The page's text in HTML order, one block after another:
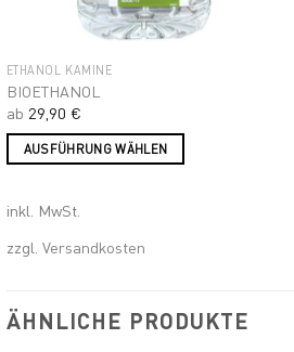
ETHANOL KAMINE
BIOETHANOL
ab 29,90 €
AUSFÜHRUNG WÄHLEN
mehrere
Die
inkl. MwSt.
zzgl. Versandkosten
ÄHNLICHE PRODUKTE